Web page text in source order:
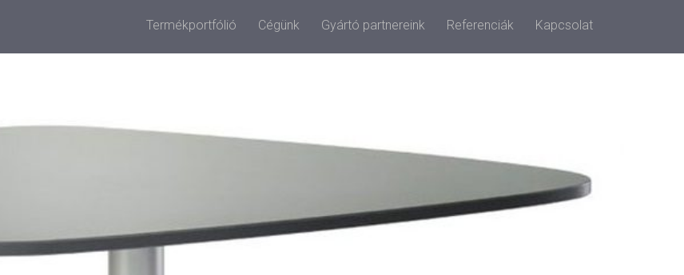
Termékportfólió Cégünk Gyártó partnereink Referenciák Kapcsolat